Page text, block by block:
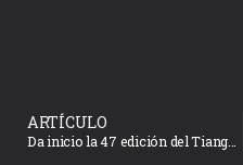
ARTÍCULO